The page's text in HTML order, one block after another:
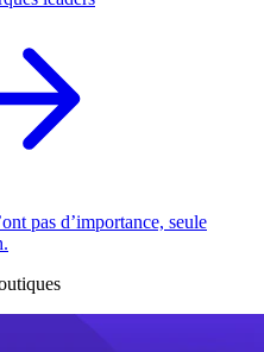
pas d’importance, seule